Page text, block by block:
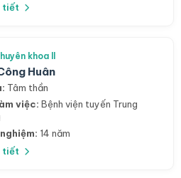
tiết
khoa II
Huân
Tâm thần
việc: Bệnh viện tuyến Trung
14 năm
tiết